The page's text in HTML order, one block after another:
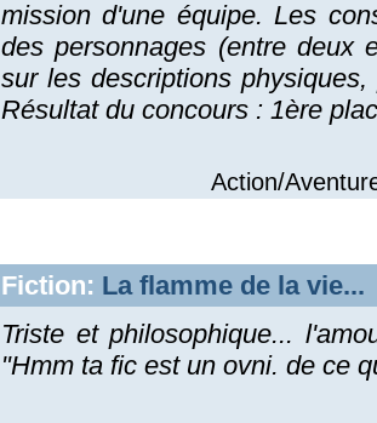
mission d'une équipe. Les
des personnages (entre deux
sur les descriptions
Résultat du concours : 1ère
Action/
Fiction: La flamme de la vie...
Triste et philosophique...
"Hmm ta fic est un ovni. de ce